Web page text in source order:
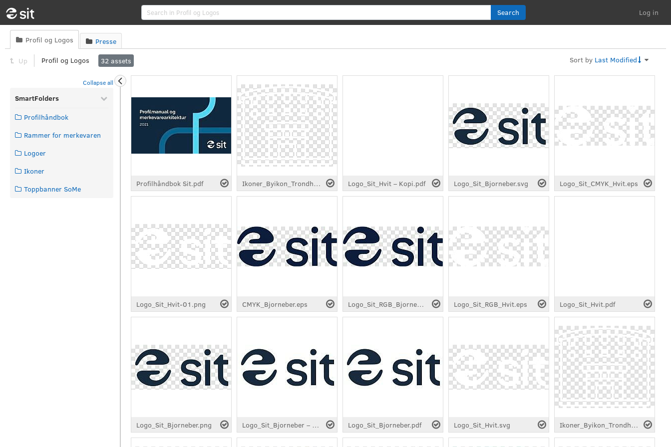
Search Log in
 Profil og Logos  Presse
Up Profil og Logos 32 assets Sort by Last Modified
Collapse all
SmartFolders
Profilhåndbok
Rammer for merkevaren
Logoer
Ikoner
Toppbanner SoMe
Profilhåndbok Sit.pdf Ikoner_Byikon_Trondheim_Hvit (2).svg Logo_Sit_Hvit – Kopi.pdf Logo_Sit_Bjorneber.svg Logo_Sit_CMYK_Hvit.eps
Logo_Sit_Hvit-01.png CMYK_Bjorneber.eps Logo_Sit_RGB_Bjorneber.eps Logo_Sit_RGB_Hvit.eps Logo_Sit_Hvit.pdf
Logo_Sit_Bjorneber.png Logo_Sit_Bjorneber – Kopi.pdf Logo_Sit_Bjorneber.pdf Logo_Sit_Hvit.svg Ikoner_Byikon_Trondheim_Hvit.svg